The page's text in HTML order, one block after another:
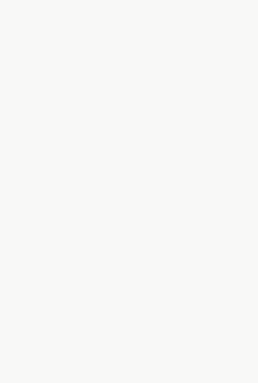
В 2010 году Софи Тернер
на экране. Участие в сериале
известность, а еще три
Фильмография Софи Тернер